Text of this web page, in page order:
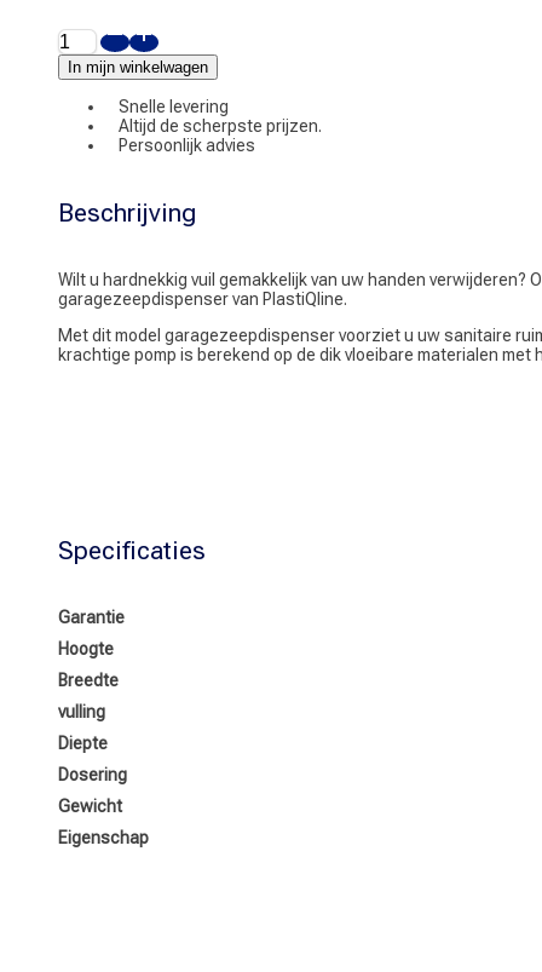
Garagezeepdispenser
2000
ml
kunststof
navulbaar
aantal
In mijn winkelwagen
Snelle levering
Altijd de scherpste prijzen.
Persoonlijk advies
Beschrijving
Wilt u hardnekkig vuil gemakkelijk van uw handen
garagezeepdispenser van PlastiQline.
Met dit model garagezeepdispenser voorziet u uw sanitaire
krachtige pomp is berekend op de dik vloeibare materialen met
Specificaties
Garantie
Hoogte
Breedte
vulling
Diepte
Dosering
Gewicht
Eigenschap